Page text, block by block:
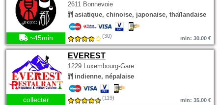
2611 Bonnevoie
asiatique, chinoise, japonaise, thaïlandaise
~45min (30) min: 30.00 €
EVEREST
1229 Luxembourg-Gare
indienne, népalaise
collecter (119) min: 35.00 €